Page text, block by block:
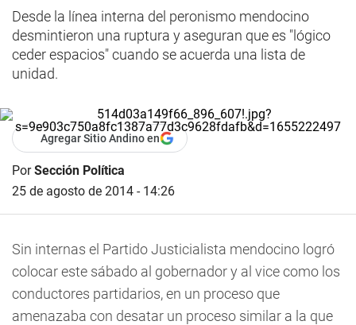
Desde la línea interna del peronismo mendocino
desmintieron una ruptura y aseguran que es "lógico
ceder espacios" cuando se acuerda una lista de
unidad.
Agregar Sitio Andino en
PorSección Política
25 de agosto de 2014 - 14:26
Sin internas el Partido Justicialista mendocino logró
colocar este sábado al gobernador y al vice como los
conductores partidarios, en un proceso que
amenazaba con desatar un proceso similar a la que